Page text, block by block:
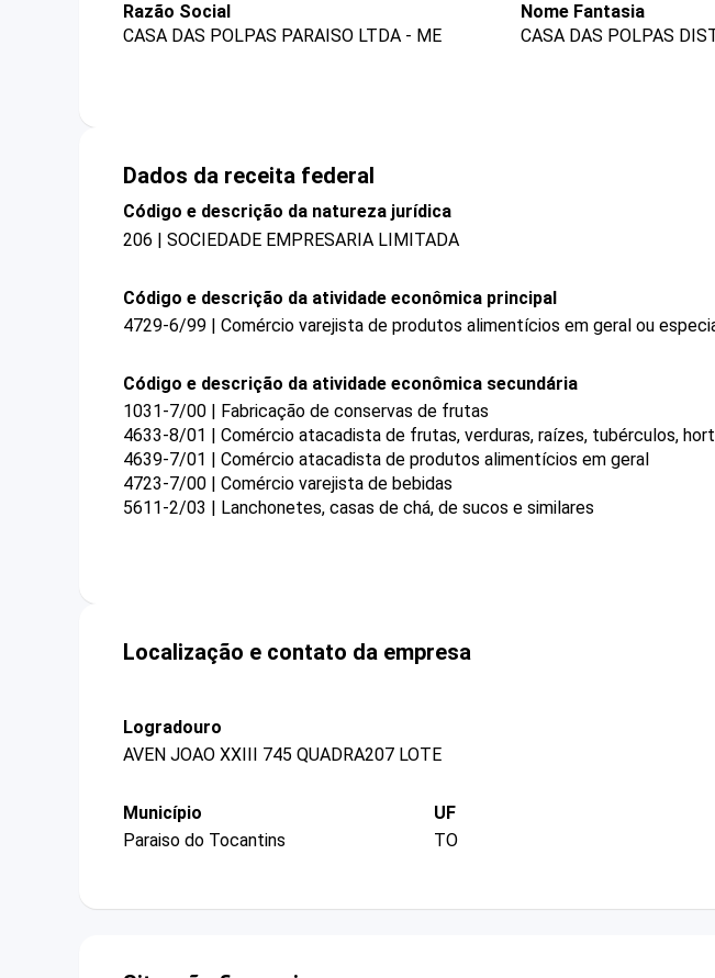
Razão Social
CASA DAS POLPAS PARAISO LTDA - ME
Nome Fantasia
CASA DAS POLPAS
Dados da receita federal
Código e descrição da natureza jurídica
206 | SOCIEDADE EMPRESARIA LIMITADA
Código e descrição da atividade econômica principal
4729-6/99 | Comércio varejista de produtos alimentícios em geral ou
Código e descrição da atividade econômica secundária
1031-7/00 | Fabricação de conservas de frutas
4633-8/01 | Comércio atacadista de frutas, verduras, raízes, tubérculos,
4639-7/01 | Comércio atacadista de produtos alimentícios em geral
4723-7/00 | Comércio varejista de bebidas
5611-2/03 | Lanchonetes, casas de chá, de sucos e similares
Localização e contato da empresa
Logradouro
AVEN JOAO XXIII 745 QUADRA207 LOTE
Município
Paraiso do Tocantins
UF
TO